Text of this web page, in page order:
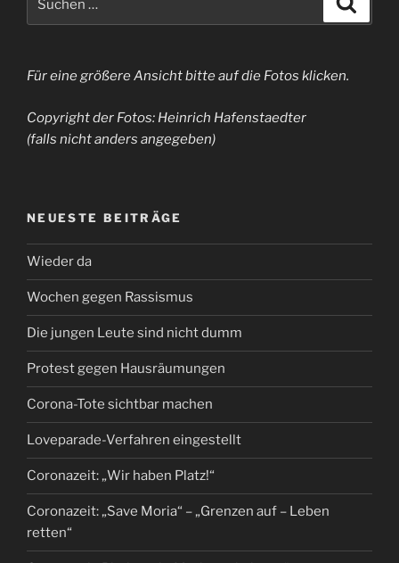
nach:
Für eine größere Ansicht bitte auf die Fotos klicken.
Copyright der Fotos: Heinrich Hafenstaedter
(falls nicht anders angegeben)
NEUESTE BEITRÄGE
Wieder da
Wochen gegen Rassismus
Die jungen Leute sind nicht dumm
Protest gegen Hausräumungen
Corona-Tote sichtbar machen
Loveparade-Verfahren eingestellt
Coronazeit: „Wir haben Platz!“
Coronazeit: „Save Moria“ – „Grenzen auf – Leben
retten“